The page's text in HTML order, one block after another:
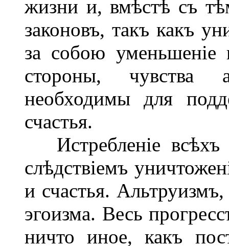
жизни и, вмѣстѣ съ
законовъ, такъ какъ
за собою уменьшеніе
стороны, чувства
необходимы для
счастья.
Истребленіе
слѣдствіемъ
и счастья.
эгоизма. Весь
ничто иное, какъ